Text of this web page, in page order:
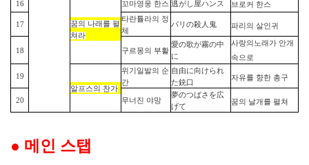
16
꿈의 나래를 펼
쳐라
꼬마영웅 한스 逃がし屋ハンス 브로커 한스
17
타란튤라의 정
체
パリの殺人鬼 파리의 살인귀
18 구르몽의 부활
愛の歌が霧の中
に
사랑의 노래가 안개
속으로
19
알프스의
찬가
위기일발의 순
간
自由に向けられ
た銃口
자유를 향한 총구
20 무너진 야망
夢のつばさを広
げて
꿈의 날개를 펼쳐
● 메인 스탭